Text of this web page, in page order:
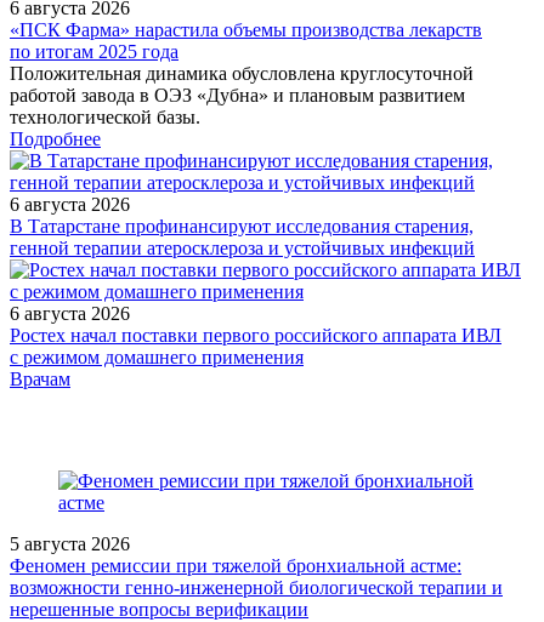
6 августа 2026
«ПСК Фарма» нарастила объемы производства лекарств
по итогам 2025 года
Положительная динамика обусловлена круглосуточной
работой завода в ОЭЗ «Дубна» и плановым развитием
технологической базы.
Подробнее
6 августа 2026
В Татарстане профинансируют исследования старения,
генной терапии атеросклероза и устойчивых инфекций
6 августа 2026
Ростех начал поставки первого российского аппарата ИВЛ
с режимом домашнего применения
/legislation/law/Prikaz-Ministerstva-zdravookhraneniya-Rossiyskoy-
Врачам
5 августа 2026
Феномен ремиссии при тяжелой бронхиальной астме:
возможности генно-инженерной биологической терапии и
нерешенные вопросы верификации